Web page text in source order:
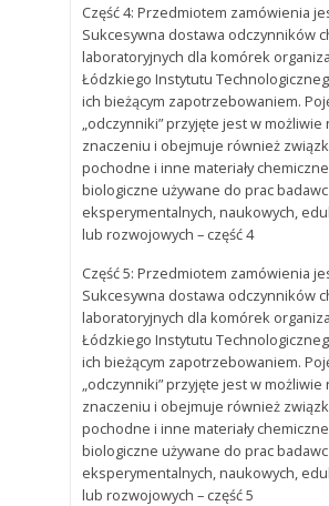
Część 4: Przedmiotem zamówienia
Sukcesywna dostawa odczynników
laboratoryjnych dla komórek
Łódzkiego Instytutu
ich bieżącym zapotrzebowaniem.
„odczynniki” przyjęte jest w
znaczeniu i obejmuje również
pochodne i inne materiały
biologiczne używane do prac
eksperymentalnych, naukowych,
lub rozwojowych – część 4
Część 5: Przedmiotem zamówienia
Sukcesywna dostawa odczynników
laboratoryjnych dla komórek
Łódzkiego Instytutu
ich bieżącym zapotrzebowaniem.
„odczynniki” przyjęte jest w
znaczeniu i obejmuje również
pochodne i inne materiały
biologiczne używane do prac
eksperymentalnych, naukowych,
lub rozwojowych – część 5